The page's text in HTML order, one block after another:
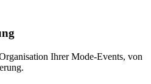
Ihrer Mode-Events, von